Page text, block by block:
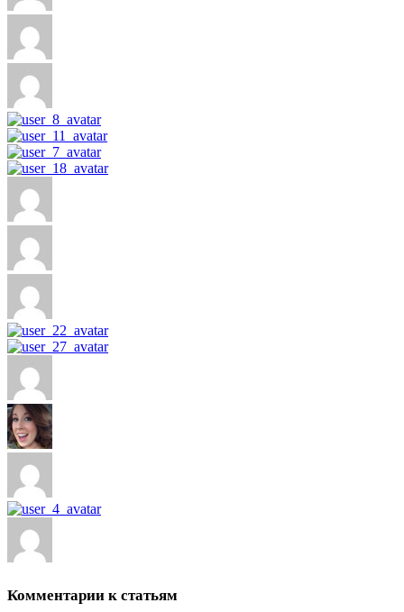
Комментарии к статьям